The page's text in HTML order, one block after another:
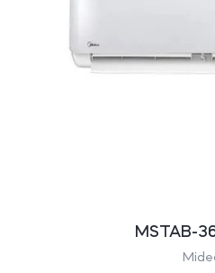
MSTAB-